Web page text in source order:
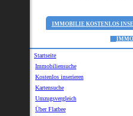
IMMOBILIE KOSTENLOS
Startseite
Immobiliensuche
Kostenlos inserieren
Kartensuche
Umzugsvergleich
Über Flatbee